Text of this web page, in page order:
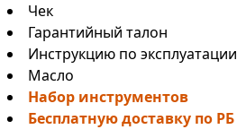
Чек
Гарантийный талон
Инструкцию по эксплуатации
Масло
Набор инструментов
Бесплатную доставку по РБ